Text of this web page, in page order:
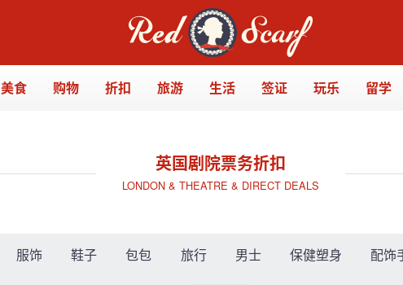
美食 购物 折扣 旅游 生活 签证 玩乐 留学
英国剧院票务折扣
LONDON & THEATRE & DIRECT DEALS
服饰 鞋子 包包 旅行 男士 保健塑身 配饰